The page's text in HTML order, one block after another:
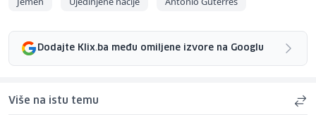
Dodajte Klix.ba među omiljene izvore na Googlu
Više na istu temu